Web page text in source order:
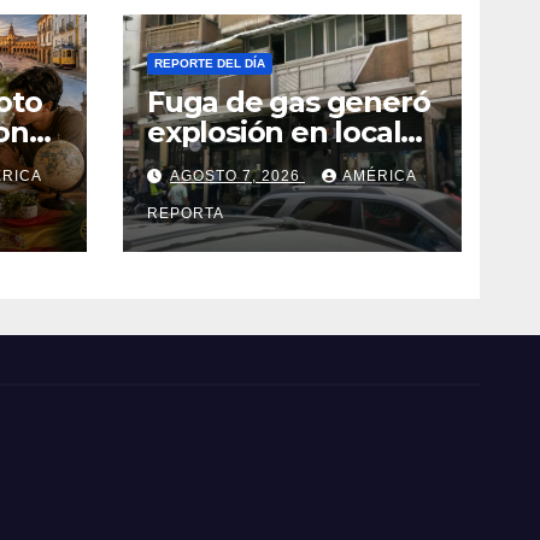
REPORTE DEL DÍA
Fuga de gas generó
explosión en local
comercial de
Chacao
AGOSTO 7, 2026 AMÉRICA
REPORTA